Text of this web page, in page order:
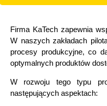
Firma KaTech zapewnia
W naszych zakładach
procesy produkcyjne, co
optymalnych produktów
W rozwoju tego typu
następujących aspektach: